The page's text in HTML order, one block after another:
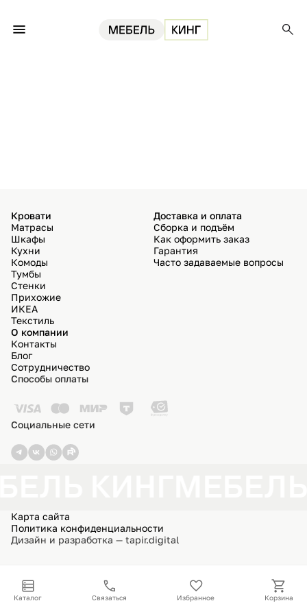
Кровати
Матрасы
Шкафы
Кухни
Комоды
Тумбы
Стенки
Прихожие
ИКЕА
Текстиль
Доставка и оплата
Сборка и подъём
Как оформить заказ
Гарантия
Часто задаваемые вопросы
О компании
Контакты
Блог
Сотрудничество
Способы оплаты
Социальные сети
Карта сайта
Политика конфиденциальности
Дизайн и разработка — tapir.digital
Каталог Связаться Избранное Корзина